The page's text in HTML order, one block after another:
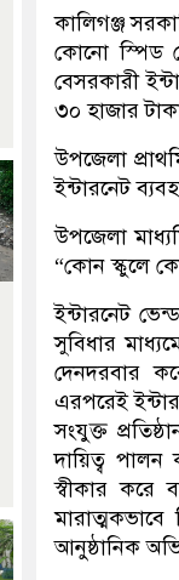
কালিগঞ্জ
কোনো স্পিড
বেসরকারী
৩০ হাজার
উপজেলা
ইন্টারনেট
উপজেলা
“কোন স্কুলে
ইন্টারনেট
সুবিধার
দেনদরবার
এরপরেই
সংযুক্ত
দায়িত্ব
স্বীকার
আনুষ্ঠানিক